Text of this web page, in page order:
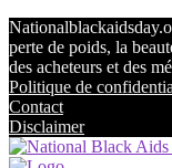
perte de poids, la
des acheteurs et des
Politique de
Contact
Disclaimer